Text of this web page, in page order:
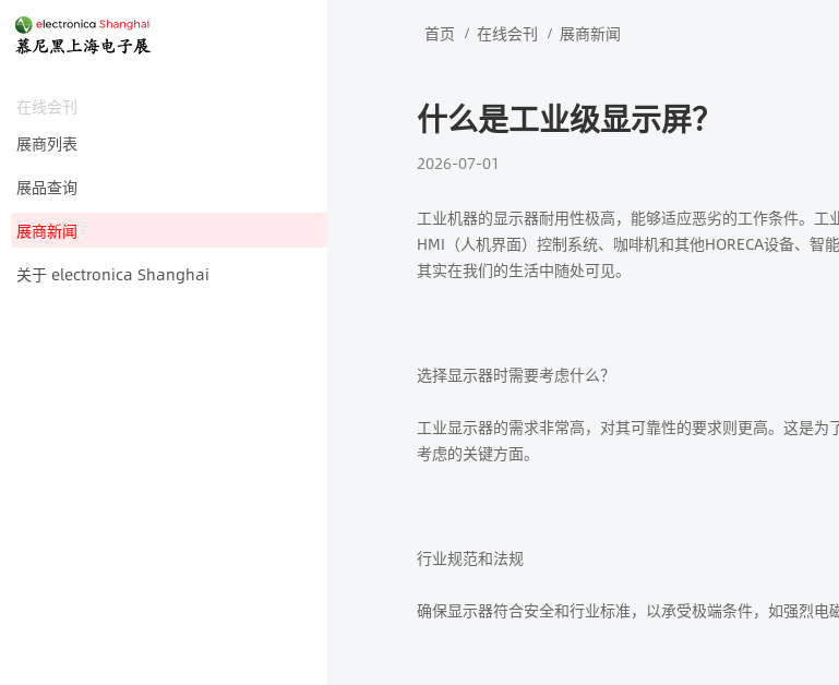
在线会刊
展商列表
展品查询
展商新闻
关于 electronica Shanghai
首页 在线会刊 展商新闻
什么是工业级显示屏？
2026-07-01
工业机器的显示器耐用性极高，能够适应恶劣的工作条件。
HMI（人机界面）控制系统、咖啡机和其他HORECA设备、
其实在我们的生活中随处可见。
选择显示器时需要考虑什么？
工业显示器的需求非常高，对其可靠性的要求则更高。这是
考虑的关键方面。
行业规范和法规
确保显示器符合安全和行业标准，以承受极端条件，如强烈电